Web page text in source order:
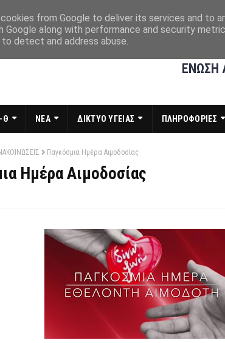
ΕΝΩΣΗ
Θ ΝΕΑ ΔΙΚΤΥΟ ΥΓΕΙΑΣ ΠΛΗΡΟΦΟΡΙΕΣ
Παγκόσμια Ημέρα Αιμοδοσίας
Ημέρα Αιμοδοσίας
from Google to deliver its services and to
Google along with performance and security
detect and address abuse.